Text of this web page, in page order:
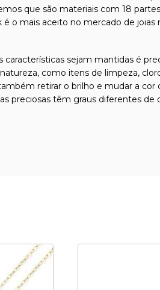
que são materiais com 18
o mais aceito no mercado de joias
características sejam mantidas é
como itens de limpeza,
retirar o brilho e mudar a cor
preciosas têm graus diferentes de